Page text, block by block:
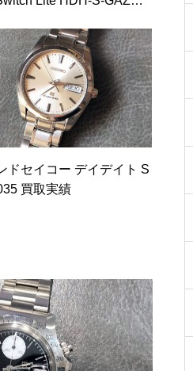
ドセイコー デイデイト S
買取実績